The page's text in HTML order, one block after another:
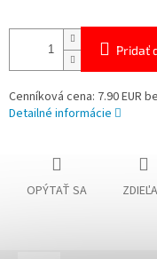
Pridať
Cenníková cena: 7.90 EUR
Detailné informácie
OPÝTAŤ SA